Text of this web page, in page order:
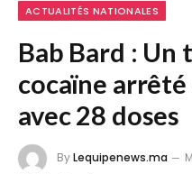
ACTUALITÉS NATIONALES
Bab Bard :
cocaïne
avec 28 doses
ByLequipenews.ma